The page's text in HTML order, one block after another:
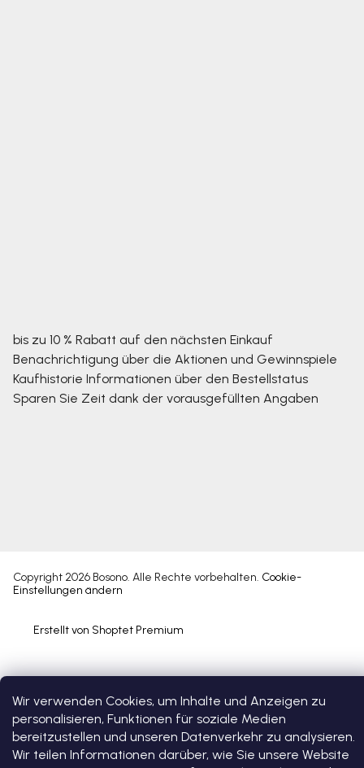
Wir verwenden Cookies, um Inhalte und Anzeigen zu
personalisieren, Funktionen für soziale Medien
bereitzustellen und unseren Datenverkehr zu analysieren.
Wir teilen Informationen darüber, wie Sie unsere Website
bis zu 10 % Rabatt auf den nächsten Einkauf
Benachrichtigung über die Aktionen und Gewinnspiele
Kaufhistorie Informationen über den Bestellstatus
Sparen Sie Zeit dank der vorausgefüllten Angaben
Erstellt von Shoptet Premium
Copyright 2026 Bosono. Alle Rechte vorbehalten. Cookie-
Einstellungen ändern